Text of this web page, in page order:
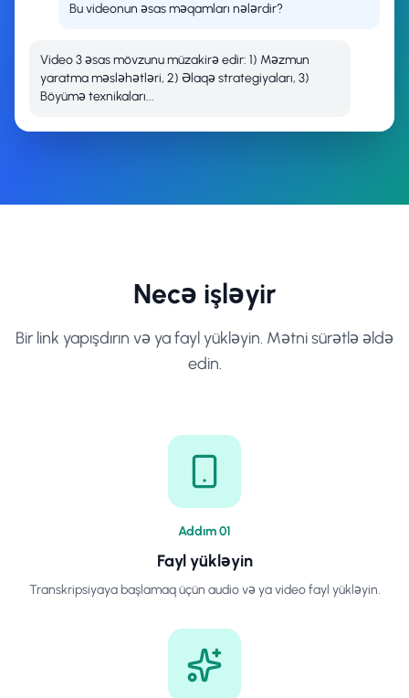
Bu videonun əsas məqamları nələrdir?
Video 3 əsas mövzunu müzakirə edir: 1) Məzmun
yaratma məsləhətləri, 2) Əlaqə strategiyaları, 3)
Böyümə texnikaları...
Necə işləyir
Bir link yapışdırın və ya fayl yükləyin. Mətni sürətlə əldə
edin.
Addım01
Fayl yükləyin
Transkripsiyaya başlamaq üçün audio və ya video fayl yükləyin.